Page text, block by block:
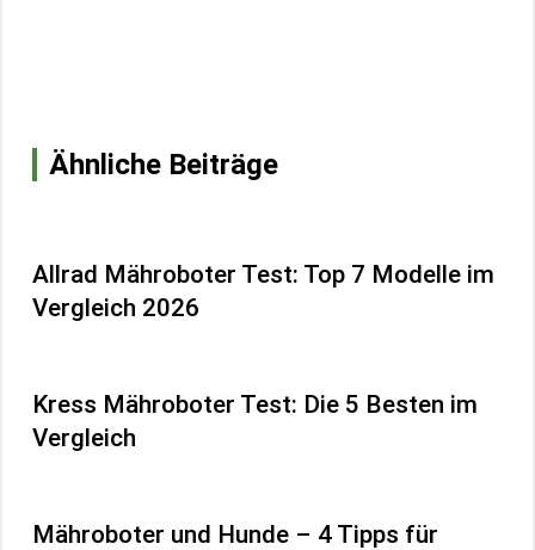
Ähnliche Beiträge
Allrad Mähroboter Test: Top 7 Modelle im
Vergleich 2026
Kress Mähroboter Test: Die 5 Besten im
Vergleich
Mähroboter und Hunde – 4 Tipps für